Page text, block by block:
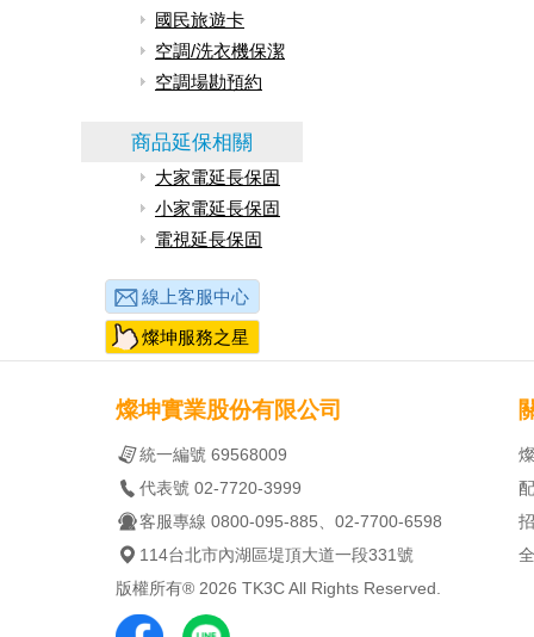
國民旅遊卡
空調/洗衣機保潔
空調場勘預約
商品延保相關
大家電延長保固
小家電延長保固
電視延長保固
線上客服中心
燦坤服務之星